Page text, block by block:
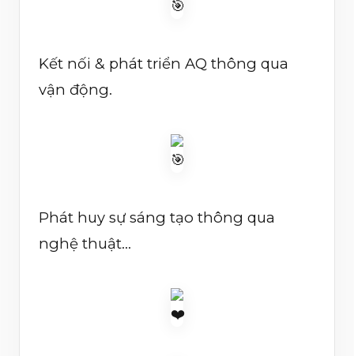
Kết nối & phát triển AQ thông qua
vận động.
Phát huy sự sáng tạo thông qua
nghệ thuật…